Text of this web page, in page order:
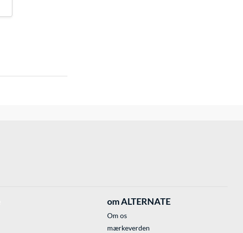
om ALTERNATE
Om os
mærkeverden